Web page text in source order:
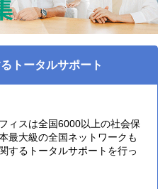
トータルサポート
ィスは全国6000以上の社会保
最大級の全国ネットワークも
するトータルサポートを行っ